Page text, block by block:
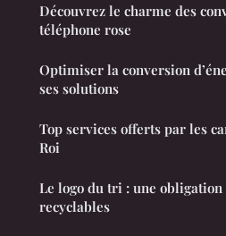
Découvrez le charme des
téléphone rose
Optimiser la conversion
ses solutions
Top services offerts par les
Roi
Le logo du tri : une
recyclables